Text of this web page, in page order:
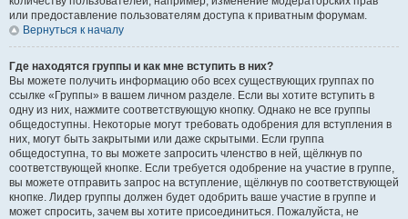
или предоставление пользователям доступа к приватным форумам.
Вернуться к началу
Где находятся группы и как мне вступить в них?
Вы можете получить информацию обо всех существующих группах по
ссылке «Группы» в вашем личном разделе. Если вы хотите вступить в
одну из них, нажмите соответствующую кнопку. Однако не все группы
общедоступны. Некоторые могут требовать одобрения для вступления в
них, могут быть закрытыми или даже скрытыми. Если группа
общедоступна, то вы можете запросить членство в ней, щёлкнув по
соответствующей кнопке. Если требуется одобрение на участие в группе,
вы можете отправить запрос на вступление, щёлкнув по соответствующей
кнопке. Лидер группы должен будет одобрить ваше участие в группе и
может спросить, зачем вы хотите присоединиться. Пожалуйста, не